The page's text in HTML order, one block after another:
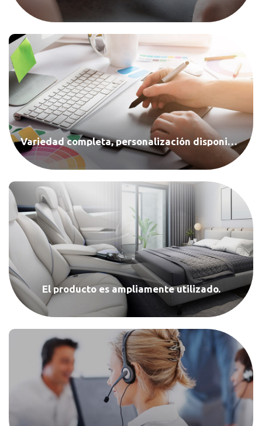
Variedad completa, personalización disponible
El producto es ampliamente utilizado.